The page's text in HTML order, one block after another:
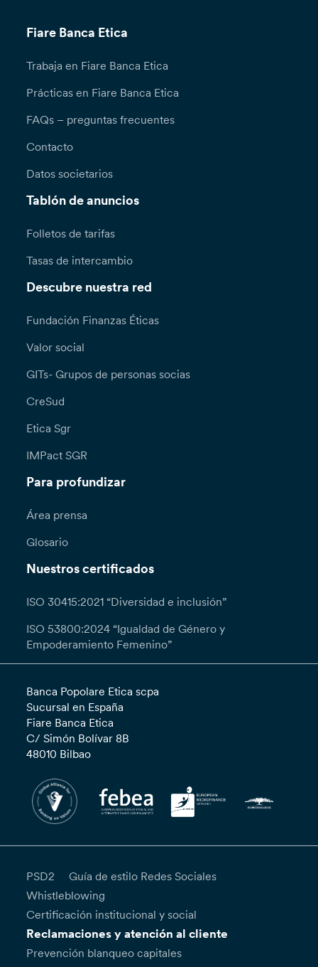
Fiare Banca Etica
Trabaja en Fiare Banca Etica
Prácticas en Fiare Banca Etica
FAQs – preguntas frecuentes
Contacto
Datos societarios
Tablón de anuncios
Folletos de tarifas
Tasas de intercambio
Descubre nuestra red
Fundación Finanzas Éticas
Valor social
GITs- Grupos de personas socias
CreSud
Etica Sgr
IMPact SGR
Para profundizar
Área prensa
Glosario
Nuestros certificados
ISO 30415:2021 “Diversidad e inclusión”
ISO 53800:2024 “Igualdad de Género y
Empoderamiento Femenino”
Banca Popolare Etica scpa
Sucursal en España
Fiare Banca Etica
C/ Simón Bolívar 8B
48010 Bilbao
PSD2
Guía de estilo Redes Sociales
Whistleblowing
Certificación institucional y social
Reclamaciones y atención al cliente
Prevención blanqueo capitales